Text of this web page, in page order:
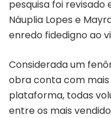
pesquisa foi
Náuplia Lopes e
enredo fidedigno ao
Considerada um
obra conta com mais
plataforma, todas
entre os mais